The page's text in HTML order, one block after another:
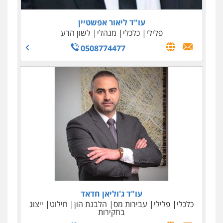
עו"ד ליאור אפשטיין
פלילי
כלכלי מנהלי
לשון הרע
0508774477
עו"ד ג'וליאן חדאד
כלכלי
פלילי עבירות מס הלבנת הון חילוט ייצוג
בחקירות
עו"ד שילה ענבר
כלכלי מיסים הלבנת הון ייעוץ לעורכי דין
0506216097
עו"ד משה יוחאי
פלילי פשיעה חמורה כלכלי צווארון לבן
0509936616
עו"ד אמיר מסארווה
פלילי מעצרים וחקירות עורכי דין לענייני
אסירים
0549722872